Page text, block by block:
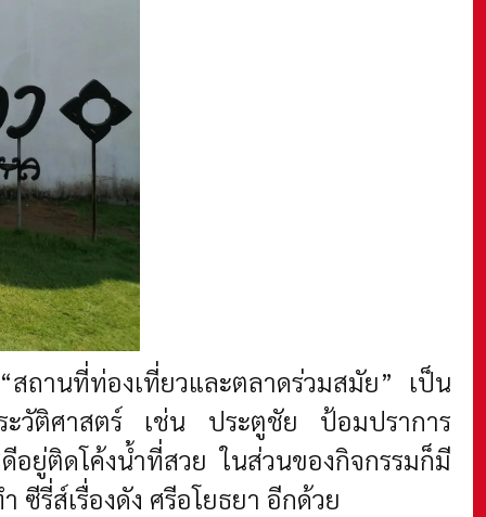
สถานที่ท่องเที่ยวและตลาดร่วมสมัย” เป็น
ระวัติศาสตร์ เช่น ประตูชัย ป้อมปราการ
ติดโค้งน้ำที่สวย ในส่วนของกิจกรรมก็มี
รี่ส์เรื่องดัง ศรีอโยธยา อีกด้วย